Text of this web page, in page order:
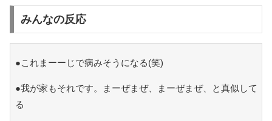
みんなの反応
●これまーーじで病みそうになる(笑)
●我が家もそれです。まーぜまぜ、まーぜまぜ、と真似して
る